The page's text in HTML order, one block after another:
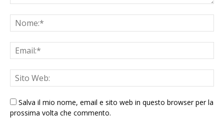
Salva il mio nome, email e sito web in questo browser per la
prossima volta che commento.